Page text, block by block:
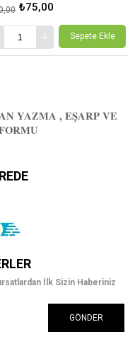
₺75,00
Sepete Ekle
YAZMA , EŞARP VE
İlk Sizin Haberiniz
GÖNDER